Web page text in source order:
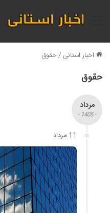
منو
اخبار استانی /حقوق
حقوق
مرداد
- 1405 -
11 مرداد